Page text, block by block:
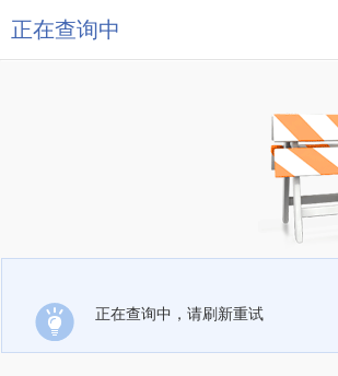
正在查询中
正在查询中，请刷新重试